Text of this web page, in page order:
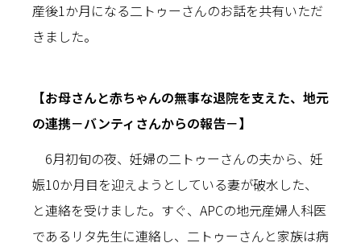
産後1か月になる二トゥーさんのお話を共有いただ
きました。
【お母さんと赤ちゃんの無事な退院を支えた、地元
の連携－バンティさんからの報告－】
6月初旬の夜、妊婦の二トゥーさんの夫から、妊
娠10か月目を迎えようとしている妻が破水した、
と連絡を受けました。すぐ、APCの地元産婦人科医
であるリタ先生に連絡し、二トゥーさんと家族は病